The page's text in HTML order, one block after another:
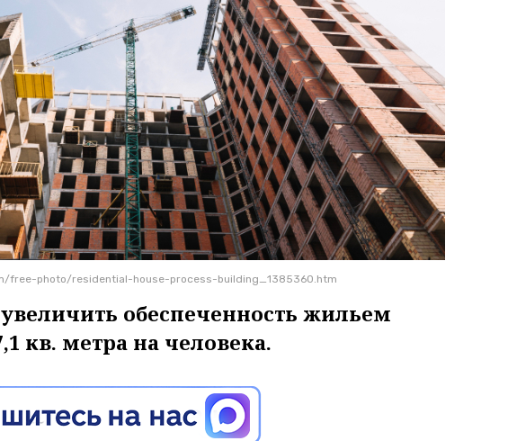
free-photo/residential-house-process-building_1385360.htm
обеспеченность жильем
кв. метра на человека.